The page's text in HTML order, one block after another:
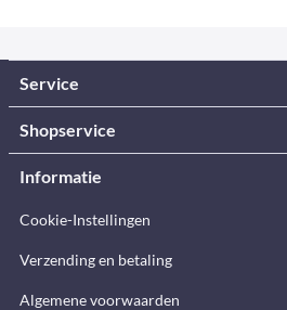
Service
Shopservice
Informatie
Cookie-Instellingen
Verzending en betaling
Algemene voorwaarden